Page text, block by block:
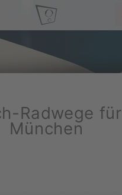
Radwege für
München